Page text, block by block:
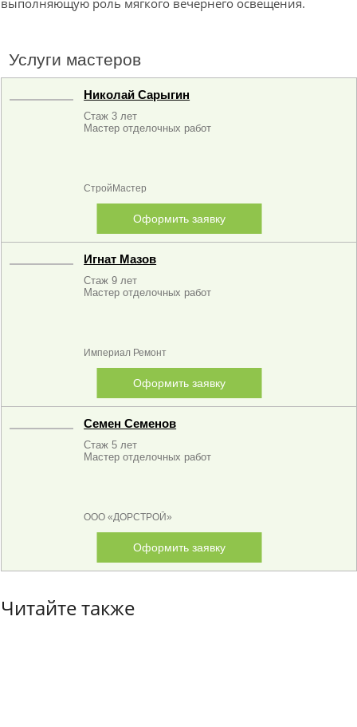
выполняющую роль мягкого вечернего освещения.
Услуги мастеров
Николай Сарыгин
Стаж 3 лет
Мастер отделочных работ
СтройМастер
Оформить заявку
Игнат Мазов
Стаж 9 лет
Мастер отделочных работ
Империал Ремонт
Оформить заявку
Семен Семенов
Стаж 5 лет
Мастер отделочных работ
ООО «ДОРСТРОЙ»
Оформить заявку
Читайте также